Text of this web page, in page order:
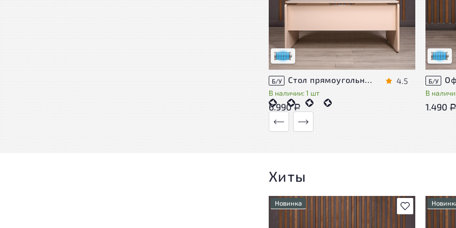
Состояние товара приближено к новому,
могут присутствовать незначительные
следы эксплуатации
Низкая степень износа
Б/У Стол прямоугольный Accord ДСП Дуб Россия
В наличии: 1 шт
4.5
6.990Р
могут
следы
Низкая
Б/У
В
1.490 Р
Хиты
В избранное
Новинка